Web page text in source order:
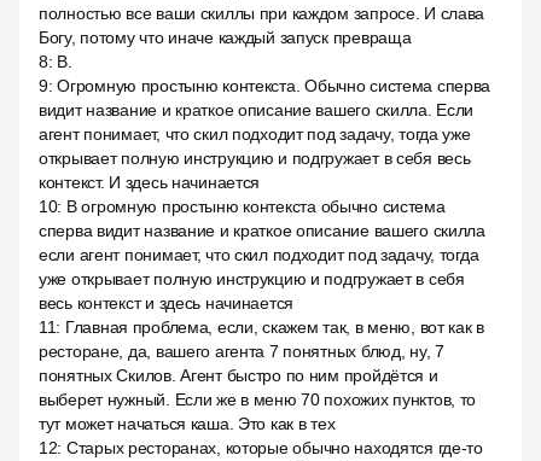
полностью все ваши скиллы при каждом запросе. И слава
Богу, потому что иначе каждый запуск превраща
8: В.
9:Огромную простыню контекста. Обычно система сперва
видит название и краткое описание вашего скилла. Если
агент понимает, что скил подходит под задачу, тогда уже
открывает полную инструкцию и подгружает в себя весь
контекст. И здесь начинается
10: В огромную простыню контекста обычно система
сперва видит название и краткое описание вашего скилла
если агент понимает, что скил подходит под задачу, тогда
уже открывает полную инструкцию и подгружает в себя
весь контекст и здесь начинается
11: Главная проблема, если, скажем так, в меню, вот как в
ресторане, да, вашего агента 7 понятных блюд, ну, 7
понятных Скилов. Агент быстро по ним пройдётся и
выберет нужный. Если же в меню 70 похожих пунктов, то
тут может начаться каша. Это как в тех
12: Старых ресторанах, которые обычно находятся где-то